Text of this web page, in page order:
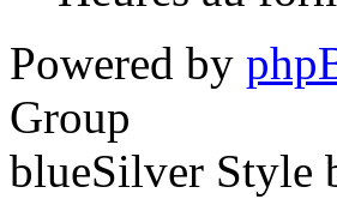
Powered by
Group
blueSilver